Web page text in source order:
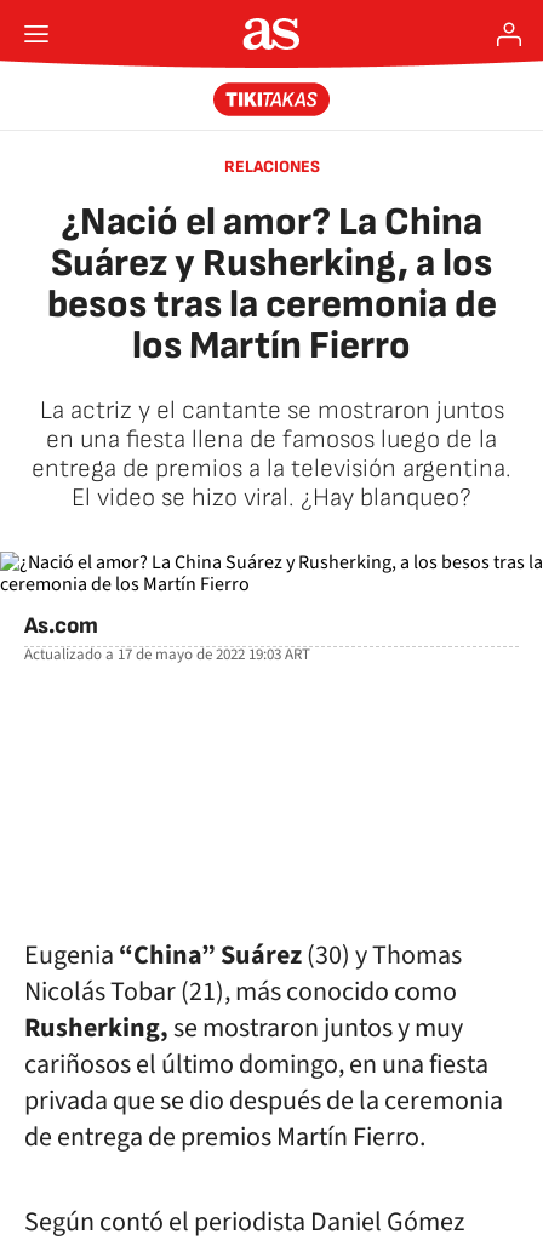
RELACIONES
¿Nació el amor? La China
Suárez y Rusherking, a los
besos tras la ceremonia de
los Martín Fierro
La actriz y el cantante se mostraron juntos
en una fiesta llena de famosos luego de la
entrega de premios a la televisión argentina.
El video se hizo viral. ¿Hay blanqueo?
As.com
Actualizado a17 de mayo de 2022 19:03ART
Eugenia“China” Suárez(30) y Thomas
Nicolás Tobar (21), más conocido como
Rusherking,se mostraron juntos y muy
cariñosos el último domingo, en una fiesta
privada que se dio después de la ceremonia
de entrega de premios Martín Fierro.
Según contó el periodista Daniel Gómez